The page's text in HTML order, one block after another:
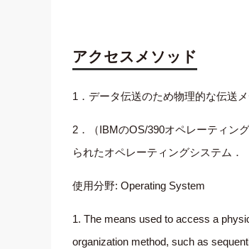
アクセスメソッド
1．データ伝送のため物理的な伝送
2．（IBMのOS/390オペレーティン
られたオペレーティングシステム．
使用分野: Operating System
1. The means used to access a
organization method, such as